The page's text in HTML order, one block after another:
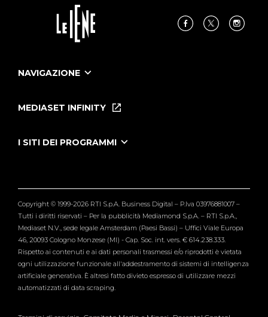
NAVIGAZIONE
Le Iene Presentano Inside
Tutti i servizi
MEDIASET INFINITY
I SITI DEI PROGRAMMI
Verissimo
Copyright © 1999-2026 RTI S.p.A. Business Digital – P.Iva 03976881007 –
Tutti i diritti riservati – Per la pubblicità Mediamond S.p.A. – RTI S.p.A.,
Mediaset N.V., sede legale Amsterdam (Paesi Bassi) – Uffici Viale Europa
46, 20093 Cologno Monzese (MI) - Cap. Soc. int. vers. € 614.238.333.
Rispetto ai contenuti e ai dati personali trasmessi e/o riprodotti è vietata
ogni utilizzazione funzionale all'addestramento di sistemi di intelligenza
artificiale generativa. È altresì fatto divieto espresso di utilizzare mezzi
automatizzati di data scraping.